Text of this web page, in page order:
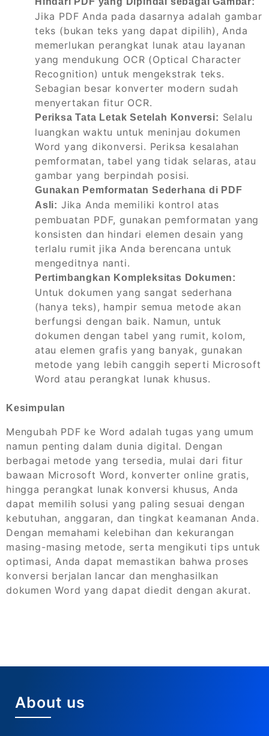
Jika PDF Anda pada dasarnya adalah gambar
teks (bukan teks yang dapat dipilih), Anda
memerlukan perangkat lunak atau layanan
yang mendukung OCR (Optical Character
Recognition) untuk mengekstrak teks.
Sebagian besar konverter modern sudah
menyertakan fitur OCR.
Periksa Tata Letak Setelah Konversi: Selalu
luangkan waktu untuk meninjau dokumen
Word yang dikonversi. Periksa kesalahan
pemformatan, tabel yang tidak selaras, atau
gambar yang berpindah posisi.
Gunakan Pemformatan Sederhana di PDF
Asli: Jika Anda memiliki kontrol atas
pembuatan PDF, gunakan pemformatan yang
konsisten dan hindari elemen desain yang
terlalu rumit jika Anda berencana untuk
mengeditnya nanti.
Pertimbangkan Kompleksitas Dokumen:
Untuk dokumen yang sangat sederhana
(hanya teks), hampir semua metode akan
berfungsi dengan baik. Namun, untuk
dokumen dengan tabel yang rumit, kolom,
atau elemen grafis yang banyak, gunakan
metode yang lebih canggih seperti Microsoft
Word atau perangkat lunak khusus.
Kesimpulan
Mengubah PDF ke Word adalah tugas yang umum
namun penting dalam dunia digital. Dengan
berbagai metode yang tersedia, mulai dari fitur
bawaan Microsoft Word, konverter online gratis,
hingga perangkat lunak konversi khusus, Anda
dapat memilih solusi yang paling sesuai dengan
kebutuhan, anggaran, dan tingkat keamanan Anda.
Dengan memahami kelebihan dan kekurangan
masing-masing metode, serta mengikuti tips untuk
optimasi, Anda dapat memastikan bahwa proses
konversi berjalan lancar dan menghasilkan
dokumen Word yang dapat diedit dengan akurat.
About us